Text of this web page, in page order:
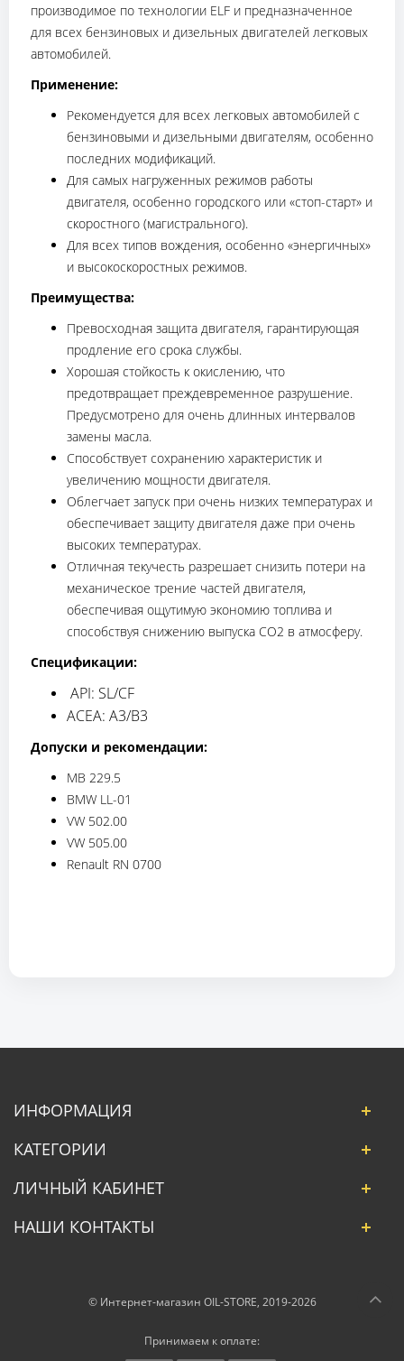
производимое по технологии ELF и предназначенное
для всех бензиновых и дизельных двигателей легковых
автомобилей.
Применение:
Рекомендуется для всех легковых автомобилей с
бензиновыми и дизельными двигателям, особенно
последних модификаций.
Для самых нагруженных режимов работы
двигателя, особенно городского или «стоп-старт» и
скоростного (магистрального).
Для всех типов вождения, особенно «энергичных»
и высокоскоростных режимов.
Преимущества:
Превосходная защита двигателя, гарантирующая
продление его срока службы.
Хорошая стойкость к окислению, что
предотвращает преждевременное разрушение.
Предусмотрено для очень длинных интервалов
замены масла.
Способствует сохранению характеристик и
увеличению мощности двигателя.
Облегчает запуск при очень низких температурах и
обеспечивает защиту двигателя даже при очень
высоких температурах.
Отличная текучесть разрешает снизить потери на
механическое трение частей двигателя,
обеспечивая ощутимую экономию топлива и
способствуя снижению выпуска СО2 в атмосферу.
Спецификации:
API: SL/CF
ACEA: A3/B3
Допуски и рекомендации:
MB 229.5
BMW LL-01
VW 502.00
VW 505.00
Renault RN 0700
ИНФОРМАЦИЯ
КАТЕГОРИИ
ЛИЧНЫЙ КАБИНЕТ
НАШИ КОНТАКТЫ
© Интернет-магазин OIL-STORE, 2019-2026
Принимаем к оплате: